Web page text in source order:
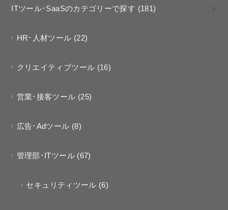
ITツール･SaaSのカテゴリーで探す (181)
HR･人材ツール (22)
クリエイティブツール (16)
営業･接客ツール (25)
広告･Adツール (8)
管理部･ITツール (67)
セキュリティツール (6)